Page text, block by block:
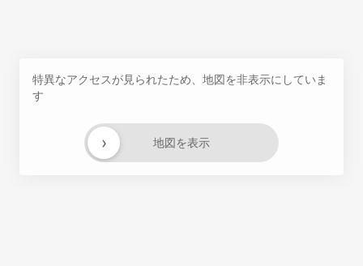
特異なアクセスが見られたため、地図を非表示にしていま
す
地図を表示
›